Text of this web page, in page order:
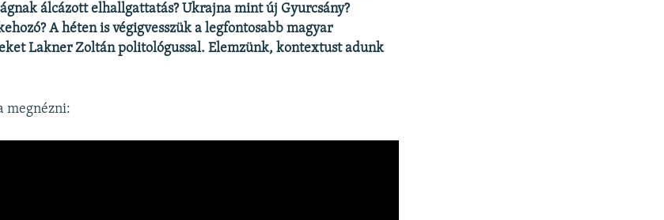
álcázott elhallgattatás? Ukrajna mint új Gyurcsány?
A héten is végigvesszük a legfontosabb magyar
Lakner Zoltán politológussal. Elemzünk, kontextust adunk
megnézni: